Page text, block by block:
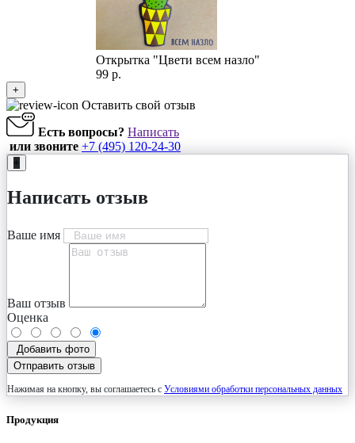
Открытка "Цвети всем назло"
99 р.
+
Оставить свой отзыв
Есть вопросы? Написать
или звоните +7 (495) 120-24-30
+
Написать отзыв
Ваше имя
Ваш отзыв
Оценка
Добавить фото
Отправить отзыв
Нажимая на кнопку, вы соглашаетесь с Условиями обработки персональных данных
Продукция